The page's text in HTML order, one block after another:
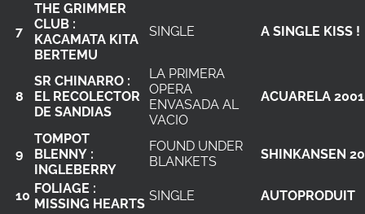
7
THE GRIMMER
CLUB :
KACAMATA KITA
BERTEMU
SINGLE A SINGLE KISS !
8
SR CHINARRO :
EL RECOLECTOR
DE SANDIAS
LA PRIMERA
OPERA
ENVASADA AL
VACIO
ACUARELA 2001
9
TOMPOT
BLENNY :
INGLEBERRY
FOUND UNDER
BLANKETS
SHINKANSEN
10 FOLIAGE :
MISSING HEARTS
SINGLE AUTOPRODUIT